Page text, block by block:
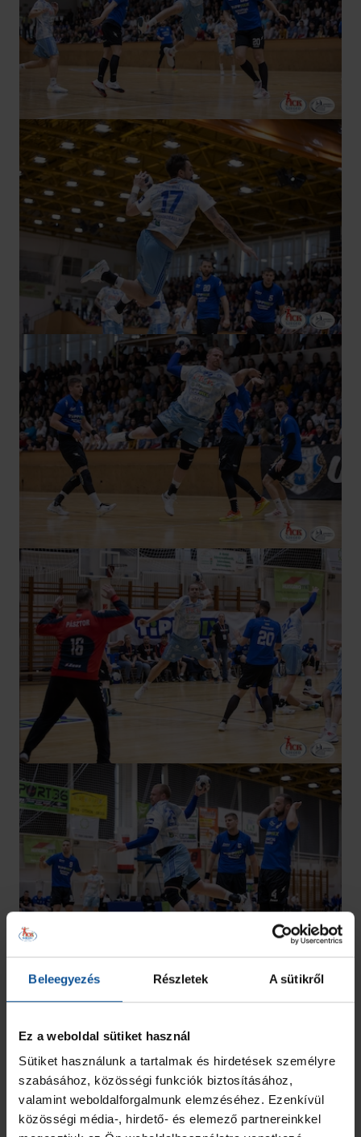
Beleegyezés Részletek A sütikről
Ez a weboldal sütiket használ
Sütiket használunk a tartalmak és hirdetések személyre
szabásához, közösségi funkciók biztosításához,
valamint weboldalforgalmunk elemzéséhez. Ezenkívül
közösségi média-, hirdető- és elemező partnereinkkel